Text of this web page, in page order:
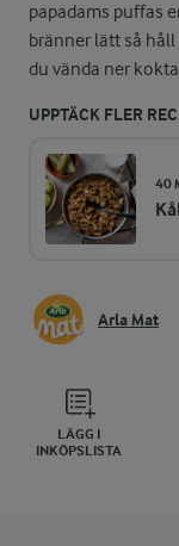
papadams puffas
bränner lätt så
du vända ner
UPPTÄCK FLER
40
Arla Mat
LÄGG I
INKÖPSLISTA